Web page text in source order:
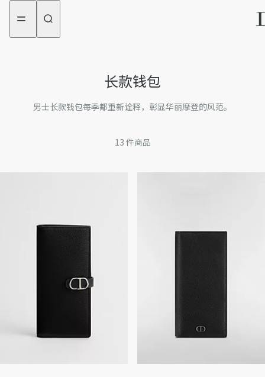
aria_goToMenu
aria_goToContent
长款钱包
男士长款钱包每季都重新诠释，彰显华丽摩登的风范。
13 件商品